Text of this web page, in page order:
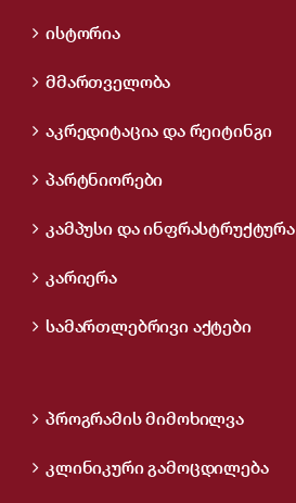
ისტორია
მმართველობა
აკრედიტაცია და რეიტინგი
პარტნიორები
კამპუსი და ინფრასტრუქტურა
კარიერა
სამართლებრივი აქტები
პროგრამის მიმოხილვა
კლინიკური გამოცდილება